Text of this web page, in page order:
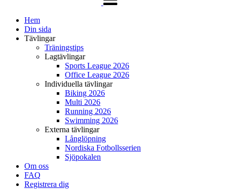
Hem
Din sida
Tävlingar
Träningstips
Lagtävlingar
Sports League 2026
Office League 2026
Individuella tävlingar
Biking 2026
Multi 2026
Running 2026
Swimming 2026
Externa tävlingar
Långlöpning
Nordiska Fotbollsserien
Sjöpokalen
Om oss
FAQ
Registrera dig